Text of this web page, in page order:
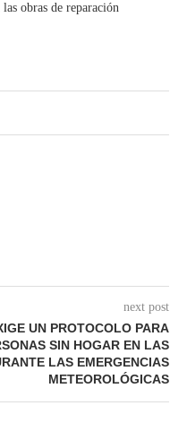
obras de reparación
next post
UN PROTOCOLO PARA
SIN HOGAR EN LAS
LAS EMERGENCIAS
METEOROLÓGICAS